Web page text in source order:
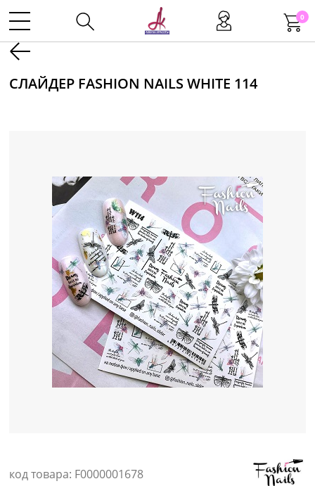
0
Макияж
Маникюр
Одноразовая продукция
Уход за кожей
СЛАЙДЕР FASHION NAILS WHITE 114
код товара: F0000001678